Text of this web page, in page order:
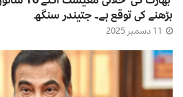
بڑھنے کی توقع ہے۔ جتیندر سنگھ